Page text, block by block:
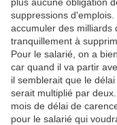
suppressions
accumuler des milliards
tranquillement à
Pour le salarié, on a
car quand il va partir
il semblerait que le
serait multiplié par
mois de délai de
pour le salarié qui